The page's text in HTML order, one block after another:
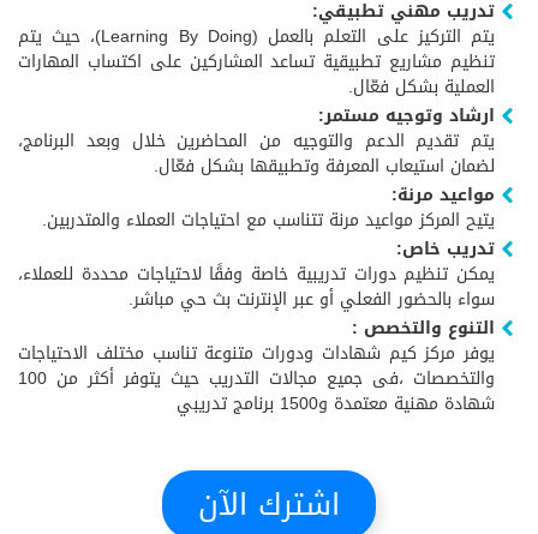
تدريب مهني تطبيقي:
يتم التركيز على التعلم بالعمل (Learning By Doing)، حيث يتم
تنظيم مشاريع تطبيقية تساعد المشاركين على اكتساب المهارات
العملية بشكل فعّال.
ارشاد وتوجيه مستمر:
يتم تقديم الدعم والتوجيه من المحاضرين خلال وبعد البرنامج،
لضمان استيعاب المعرفة وتطبيقها بشكل فعّال.
مواعيد مرنة:
يتيح المركز مواعيد مرنة تتناسب مع احتياجات العملاء والمتدربين.
تدريب خاص:
يمكن تنظيم دورات تدريبية خاصة وفقًا لاحتياجات محددة للعملاء،
سواء بالحضور الفعلي أو عبر الإنترنت بث حي مباشر.
التنوع والتخصص :
يوفر مركز كيم شهادات ودورات متنوعة تناسب مختلف الاحتياجات
والتخصصات ،فى جميع مجالات التدريب حيث يتوفر أكثر من 100
شهادة مهنية معتمدة و1500 برنامج تدريبي
اشترك الآن